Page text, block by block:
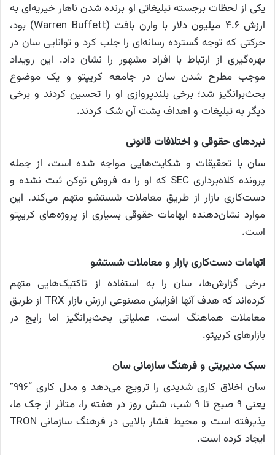
یکی از لحظات برجسته تبلیغاتی او برنده شدن ناهار خیریه‌ای به
ارزش ۴.۶ میلیون دلار با وارن بافت (Warren Buffett) بود،
حرکتی که توجه گسترده رسانه‌ای را جلب کرد و توانایی سان در
بهره‌گیری از ارتباط با افراد مشهور را نشان داد. این رویداد
موجب مطرح شدن سان در جامعه کریپتو و یک موضوع
بحث‌برانگیز شد؛ برخی بلندپروازی او را تحسین کردند و برخی
دیگر به تبلیغات و اهداف پشت آن شک کردند.
نبردهای حقوقی و اختلافات قانونی
سان با تحقیقات و شکایت‌هایی مواجه شده است، از جمله
پرونده کلاه‌برداری SEC که او را به فروش توکن ثبت نشده و
دست‌کاری بازار از طریق معاملات شستشو متهم می‌کند. این
موارد نشان‌دهنده ابهامات حقوقی بسیاری از پروژه‌های کریپتو
است.
اتهامات دست‌کاری بازار و معاملات شستشو
برخی گزارش‌ها، سان را به استفاده از تاکتیک‌هایی متهم
کرده‌اند که هدف آنها افزایش مصنوعی ارزش بازار TRX از طریق
معاملات هماهنگ است، عملیاتی بحث‌برانگیز اما رایج در
بازارهای کریپتو.
سبک مدیریتی و فرهنگ سازمانی سان
سان اخلاق کاری شدیدی را ترویج می‌دهد و مدل کاری “996”
یعنی ۹ صبح تا ۹ شب، شش روز در هفته را، متاثر از جک ما،
پذیرفته است و محیط فشار بالایی در فرهنگ سازمانی TRON
ایجاد کرده است.